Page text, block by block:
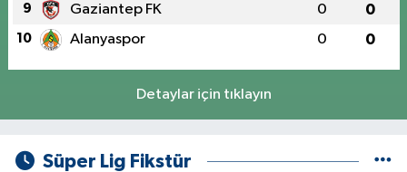
9 Gaziantep FK 0 0
10 Alanyaspor 0 0
Detaylar için tıklayın
Süper Lig Fikstür